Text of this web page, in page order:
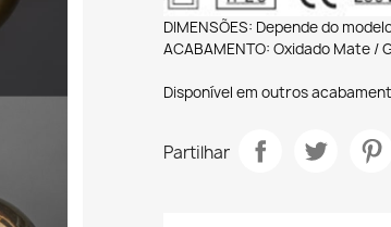
DIMENSÕES: Depende do
ACABAMENTO: Oxidado Mate /
Disponível em outros
Partilhar